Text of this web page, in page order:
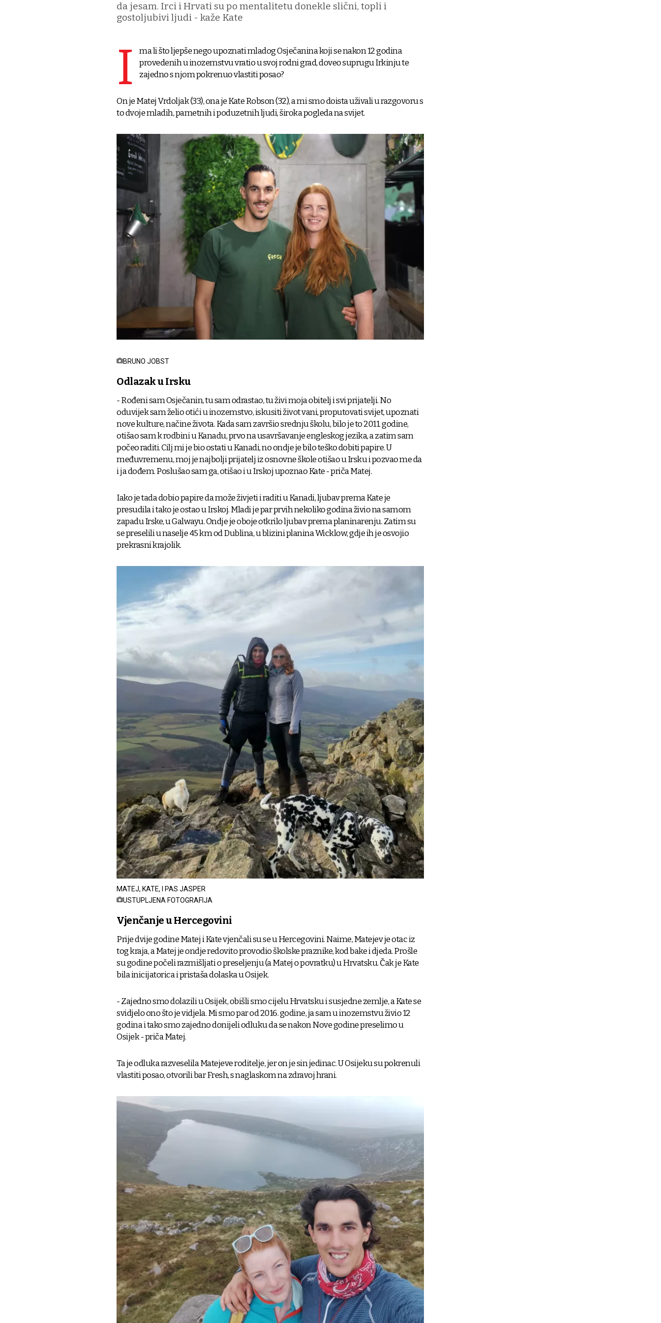
da jesam. Irci i Hrvati su po mentalitetu donekle slični, topli i
gostoljubivi ljudi - kaže Kate
I
ma li što ljepše nego upoznati mladog Osječanina koji se nakon 12 godina
provedenih u inozemstvu vratio u svoj rodni grad, doveo suprugu Irkinju te
zajedno s njom pokrenuo vlastiti posao?
On je Matej Vrdoljak (33), ona je Kate Robson (32), a mi smo doista uživali u razgovoru s
to dvoje mladih, pametnih i poduzetnih ljudi, široka pogleda na svijet.
BRUNO JOBST
Odlazak u Irsku
- Rođeni sam Osječanin, tu sam odrastao, tu živi moja obitelj i svi prijatelji. No
oduvijek sam želio otići u inozemstvo, iskusiti život vani, proputovati svijet, upoznati
nove kulture, načine života. Kada sam završio srednju školu, bilo je to 2011. godine,
otišao sam k rodbini u Kanadu, prvo na usavršavanje engleskog jezika, a zatim sam
počeo raditi. Cilj mi je bio ostati u Kanadi, no ondje je bilo teško dobiti papire. U
međuvremenu, moj je najbolji prijatelj iz osnovne škole otišao u Irsku i pozvao me da
i ja dođem. Poslušao sam ga, otišao i u Irskoj upoznao Kate - priča Matej.
Iako je tada dobio papire da može živjeti i raditi u Kanadi, ljubav prema Kate je
presudila i tako je ostao u Irskoj. Mladi je par prvih nekoliko godina živio na samom
zapadu Irske, u Galwayu. Ondje je oboje otkrilo ljubav prema planinarenju. Zatim su
se preselili u naselje 45 km od Dublina, u blizini planina Wicklow, gdje ih je osvojio
prekrasni krajolik.
MATEJ, KATE, I PAS JASPER
USTUPLJENA FOTOGRAFIJA
Vjenčanje u Hercegovini
Prije dvije godine Matej i Kate vjenčali su se u Hercegovini. Naime, Matejev je otac iz
tog kraja, a Matej je ondje redovito provodio školske praznike, kod bake i djeda. Prošle
su godine počeli razmišljati o preseljenju (a Matej o povratku) u Hrvatsku. Čak je Kate
bila inicijatorica i pristaša dolaska u Osijek.
- Zajedno smo dolazili u Osijek, obišli smo cijelu Hrvatsku i susjedne zemlje, a Kate se
svidjelo ono što je vidjela. Mi smo par od 2016. godine, ja sam u inozemstvu živio 12
godina i tako smo zajedno donijeli odluku da se nakon Nove godine preselimo u
Osijek - priča Matej.
Ta je odluka razveselila Matejeve roditelje, jer on je sin jedinac. U Osijeku su pokrenuli
vlastiti posao, otvorili bar Fresh, s naglaskom na zdravoj hrani.